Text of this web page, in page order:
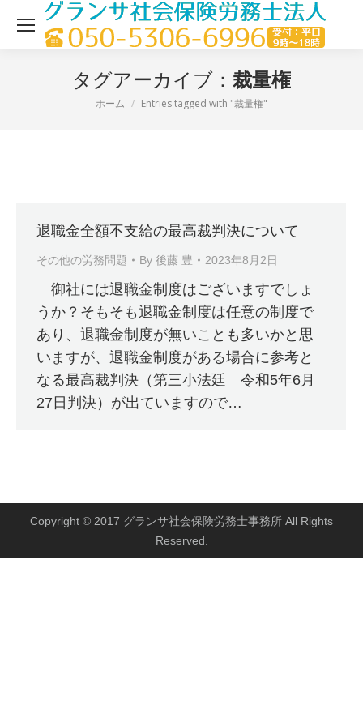
タグアーカイブ： 裁量権
現在地：
ホーム Entries tagged with "裁量権"
退職金全額不支給の最高裁判決について
その他の労務問題 By 後藤 豊 2023年8月2日
御社には退職金制度はございますでしょ
うか？そもそも退職金制度は任意の制度で
あり、退職金制度が無いことも多いかと思
いますが、退職金制度がある場合に参考と
なる最高裁判決（第三小法廷 令和5年6月
27日判決）が出ていますので…
Copyright © 2017 グランサ社会保険労務士事務所 All Rights
Reserved.